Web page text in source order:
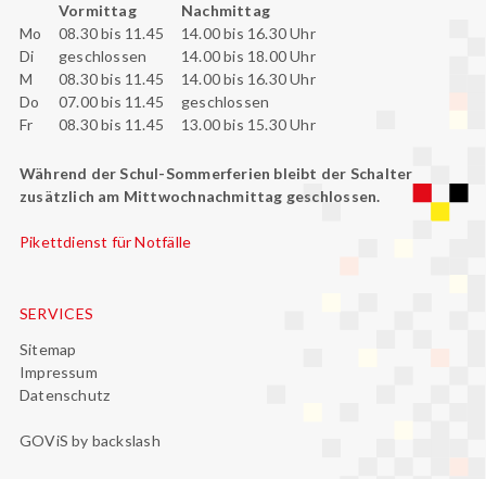
Vormittag
Nachmittag
Mo
08.30 bis 11.45
14.00 bis 16.30 Uhr
Di
geschlossen
14.00 bis 18.00 Uhr
M
08.30 bis 11.45
14.00 bis 16.30 Uhr
Do
07.00 bis 11.45
geschlossen
Fr
08.30 bis 11.45 13.00 bis 15.30 Uhr
Während der Schul-Sommerferien bleibt der Schalter
zusätzlich am Mittwochnachmittag geschlossen.
Pikettdienst für Notfälle
SERVICES
Sitemap
Impressum
Datenschutz
GOViS by backslash